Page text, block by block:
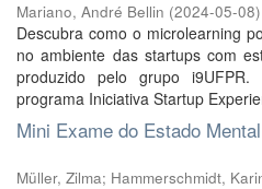
Mariano, André Bellin (2024-05-08)
Descubra como o microlearning
no ambiente das startups com
produzido pelo grupo
programa Iniciativa Startup
Mini Exame do Estado
Müller, Zilma; Hammerschmidt,